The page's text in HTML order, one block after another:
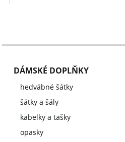
DÁMSKÉ DOPLŇKY
hedvábné šátky
šátky a šály
kabelky a tašky
opasky